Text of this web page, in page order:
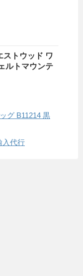
ストウッド ワ
ルトマウンテ
グ B11214 黒
入代行